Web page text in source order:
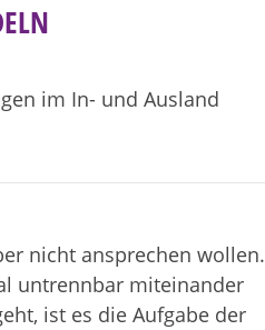
im In- und Ausland
nicht ansprechen wollen.
untrennbar miteinander
ist es die Aufgabe der